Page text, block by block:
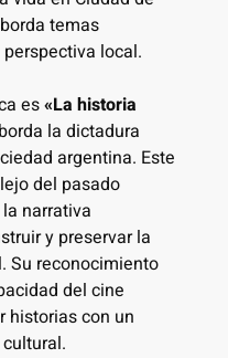
temas
local.
es«La historia
la dictadura
argentina. Este
del pasado
narrativa
y preservar la
Su reconocimiento
del cine
historias con un